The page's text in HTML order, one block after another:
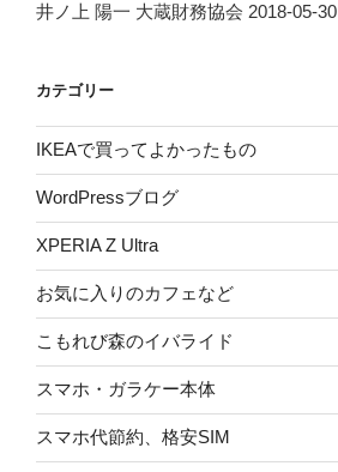
井ノ上 陽一 大蔵財務協会 2018-05-30
カテゴリー
IKEAで買ってよかったもの
WordPressブログ
XPERIA Z Ultra
お気に入りのカフェなど
こもれび森のイバライド
スマホ・ガラケー本体
スマホ代節約、格安SIM